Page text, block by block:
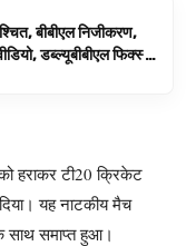
बीबीएल निजीकरण,
डब्ल्यूबीबीएल फिक्स्चर
हराकर टी20 क्रिकेट
यह नाटकीय मैच
साथ समाप्त हुआ।